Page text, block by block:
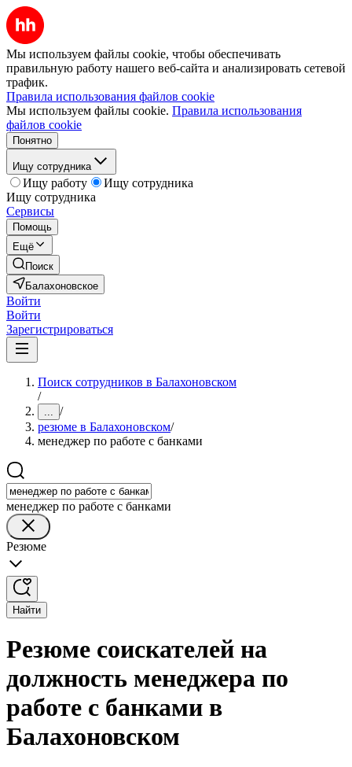
Мы используем файлы cookie, чтобы обеспечивать
правильную работу нашего веб-сайта и анализировать сетевой
трафик.
Правила использования файлов cookie
Мы используем файлы cookie. Правила использования
файлов cookie
Понятно
Ищу сотрудника
Ищу работу
Ищу сотрудника
Ищу сотрудника
Сервисы
Помощь
Ещё
Поиск
Балахоновское
Войти
Войти
Зарегистрироваться
Поиск сотрудников в Балахоновском
/
... /
резюме в Балахоновском/
менеджер по работе с банками
менеджер по работе с банками
Резюме
Найти
Резюме соискателей на
должность менеджера по
работе с банками в
Балахоновском